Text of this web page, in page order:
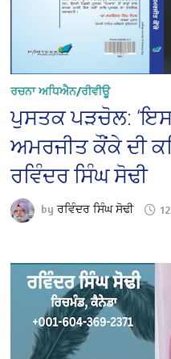
ਰਚਨਾ ਅਧਿਐਨ/ਰੀਵੀਊ
ਪੁਸਤਕ ਪੜਚੋਲ: ‘ਇਸ
ਅਮਰਜੀਤ ਕੌਂਕੇ ਦੀ
ਰਵਿੰਦਰ ਸਿੰਘ ਸੋਢੀ
byਰਵਿੰਦਰ ਸਿੰਘ ਸੋਢੀ